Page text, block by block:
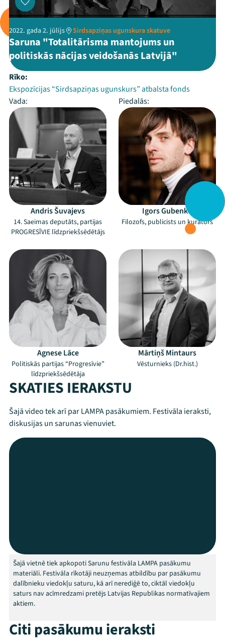
Festivāls
Programma
Viņi bija LAMPĀ 2026
2022. gada 2. jūlijs Sirdsapziņas ugunskura skatuve
Saruna "Totalitārisma mantojums un
politiskās nācijas veidošanās Latvijā"
Rīko:
Ekspozīcijas “Sirdsapziņas ugunskurs” atbalsta fonds
Vada:
Piedalās:
Andris Šuvajevs
14. Saeimas deputāts, partijas
PROGRESĪVIE līdzpriekšsēdētājs
Igors Gubenko
Filozofs, publicists un kurators
Agnese Lāce
Politiskās partijas “Progresīvie”
līdzpriekšsēdētāja
Mārtiņš Mintaurs
Vēsturnieks (Dr.hist.)
SKATIES IERAKSTU
Šajā video tek arī par LAMPA pasākumiem. Festivāla ieraksti,
diskusijas un sarunas vienuviet.
Šajā vietnē tiek apkopoti Sarunu festivāla LAMPA pasākumu
materiāli. Festivāla rīkotāji neuzņemas atbildību par pasākumu
dalībnieku viedokļu saturu, kā arī nerediģē to, ciktāl viedokļu
saturs nav acīmredzami pretējs Latvijas Republikas normatīvajiem
aktiem.
Citi pasākumu ieraksti